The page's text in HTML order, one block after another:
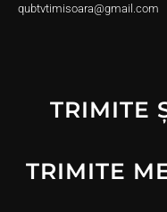
qubtvtimisoara@gmail.com
TRIMITE
TRIMITE